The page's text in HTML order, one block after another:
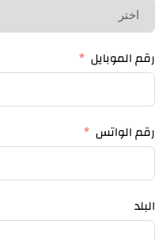
رقم الموبايل
رقم الواتس
البلد